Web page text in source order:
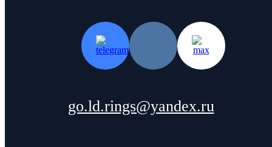
go.ld.rings@yandex.ru